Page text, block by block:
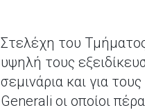
Στελέχη του Τμήματος
υψηλή τους
σεμινάρια και για
Generali οι οποίοι